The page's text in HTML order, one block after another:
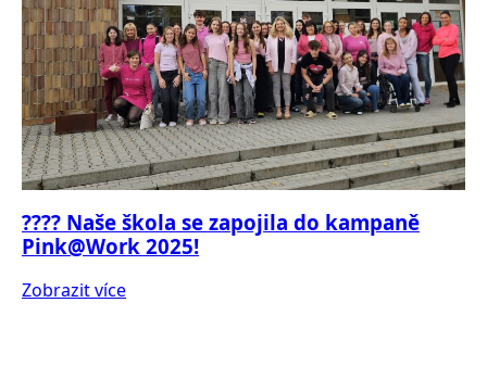
???? Naše škola se zapojila do kampaně
Pink@Work 2025!
Zobrazit více